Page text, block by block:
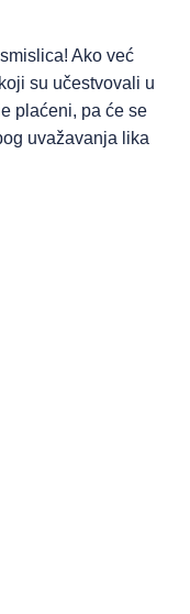
Ako već
su učestvovali u
plaćeni, pa će se
uvažavanja lika